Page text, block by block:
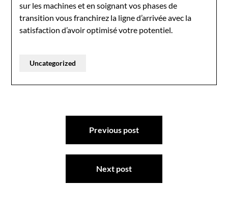
sur les machines et en soignant vos phases de
transition vous franchirez la ligne d’arrivée avec la
satisfaction d’avoir optimisé votre potentiel.
Uncategorized
Previous post
Next post